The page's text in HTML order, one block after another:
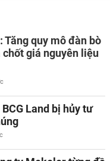
quy mô đàn bò
giá nguyên liệu
Land bị hủy tư